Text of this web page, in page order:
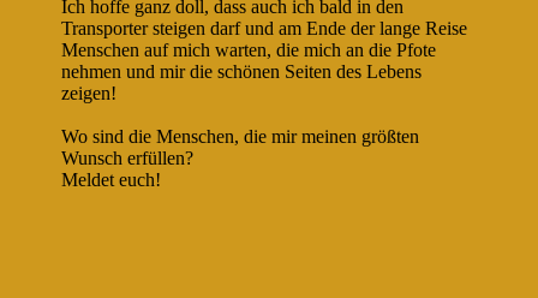
Ich hoffe ganz doll, dass auch ich bald in den
Transporter steigen darf und am Ende der lange Reise
Menschen auf mich warten, die mich an die Pfote
nehmen und mir die schönen Seiten des Lebens
zeigen!
Wo sind die Menschen, die mir meinen größten
Wunsch erfüllen?
Meldet euch!